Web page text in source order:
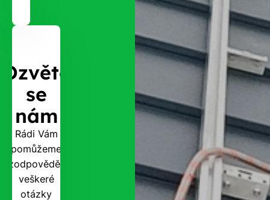
Ozvěte
se
nám
Rádi Vám
pomůžeme
zodpovědět
veškeré
otázky